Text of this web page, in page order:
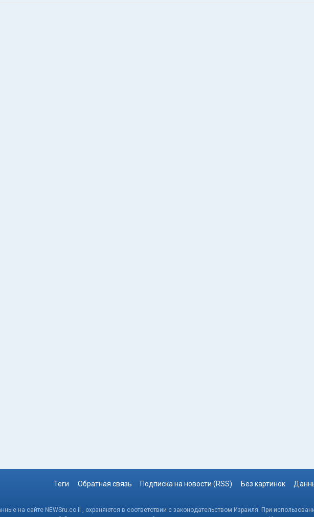
Теги Обратная связь Подписка на новости (RSS) Без картинок
на сайте NEWSru.co.il , охраняются в соответствии с законодательством Израиля. При